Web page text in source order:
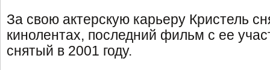
За свою актерскую карьеру Кристель
кинолентах, последний фильм с ее
снятый в 2001 году.